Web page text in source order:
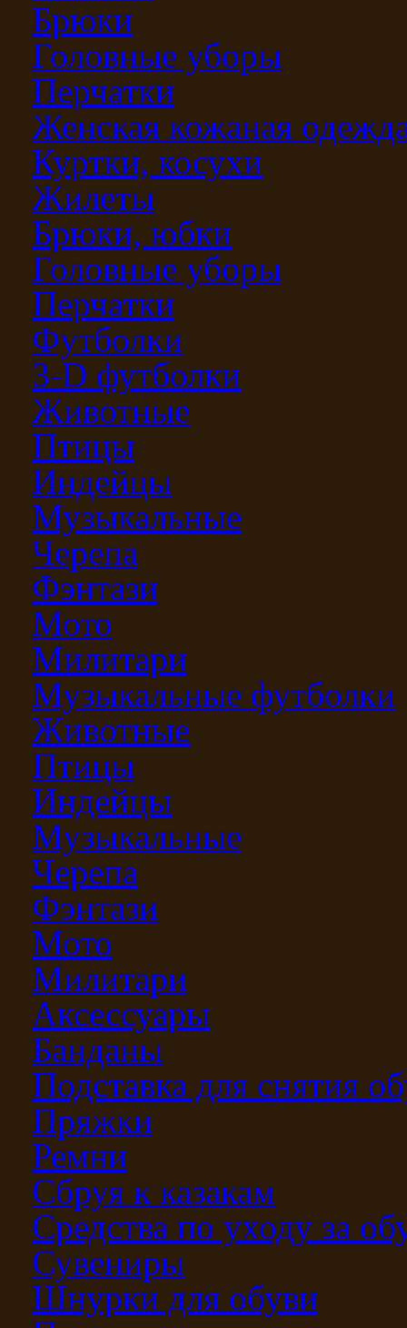
Брюки
Головные уборы
Перчатки
Женская кожаная
Куртки, косухи
Жилеты
Брюки, юбки
Головные уборы
Перчатки
Футболки
3-D футболки
Животные
Птицы
Индейцы
Музыкальные
Черепа
Фэнтази
Мото
Милитари
Музыкальные футболки
Животные
Птицы
Индейцы
Музыкальные
Черепа
Фэнтази
Мото
Милитари
Аксессуары
Банданы
Подставка для снятия
Пряжки
Ремни
Сбруя к казакам
Средства по уходу за
Сувениры
Шнурки для обуви